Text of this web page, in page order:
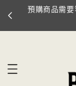
門市地址：臺